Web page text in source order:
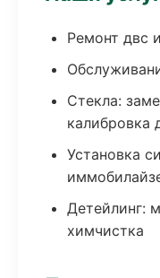
Ремонт двс
Стекла:
калибровка
Установка
Детейлинг:
химчистка